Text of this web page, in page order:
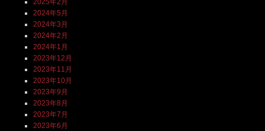
2025年2月
2024年5月
2024年3月
2024年2月
2024年1月
2023年12月
2023年11月
2023年10月
2023年9月
2023年8月
2023年7月
2023年6月